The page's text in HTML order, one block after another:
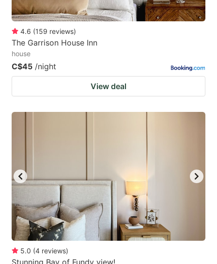
4.6 (159 reviews)
The Garrison House Inn
house
C$45 /night
View deal
5.0 (4 reviews)